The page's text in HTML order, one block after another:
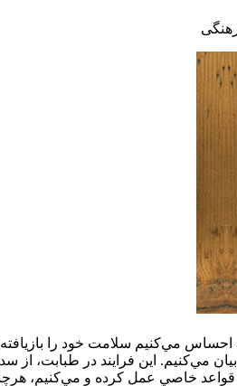
مي‌کنيم سلامت خود را
مي‌کنيم. اين فرايند در طبابت، از
خاصي عمل کرده و مي‌کنيم،